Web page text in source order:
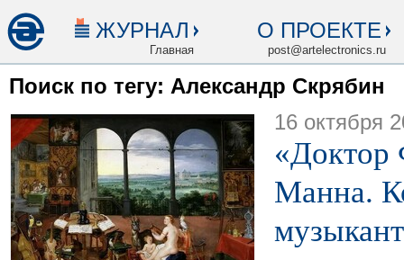
ЖУРНАЛ
Главная
О ПРОЕКТЕ
post@artelectronics.ru
Поиск по тегу: Александр Скрябин
16 октября
«Доктор
Манна.